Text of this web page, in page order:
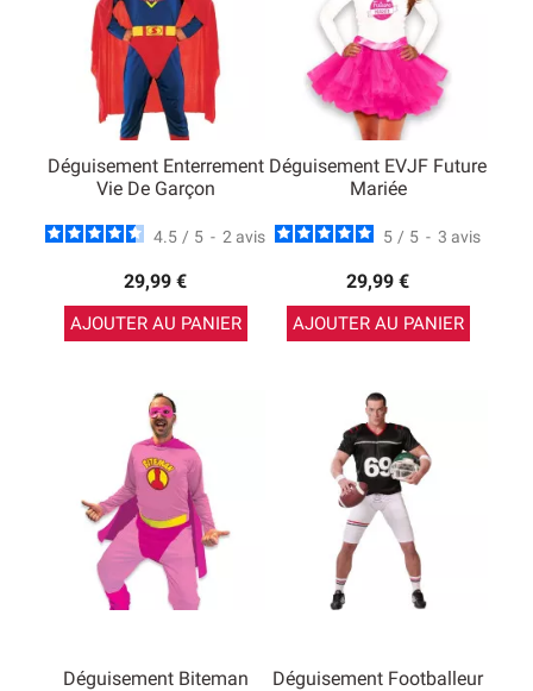
Déguisement Enterrement
Vie De Garçon
4.5 / 5 - 2 avis
29,99 €
AJOUTER AU PANIER
Déguisement EVJF Future
Mariée
5 / 5 - 3 avis
29,99 €
AJOUTER AU PANIER
Déguisement Biteman
Déguisement Footballeur